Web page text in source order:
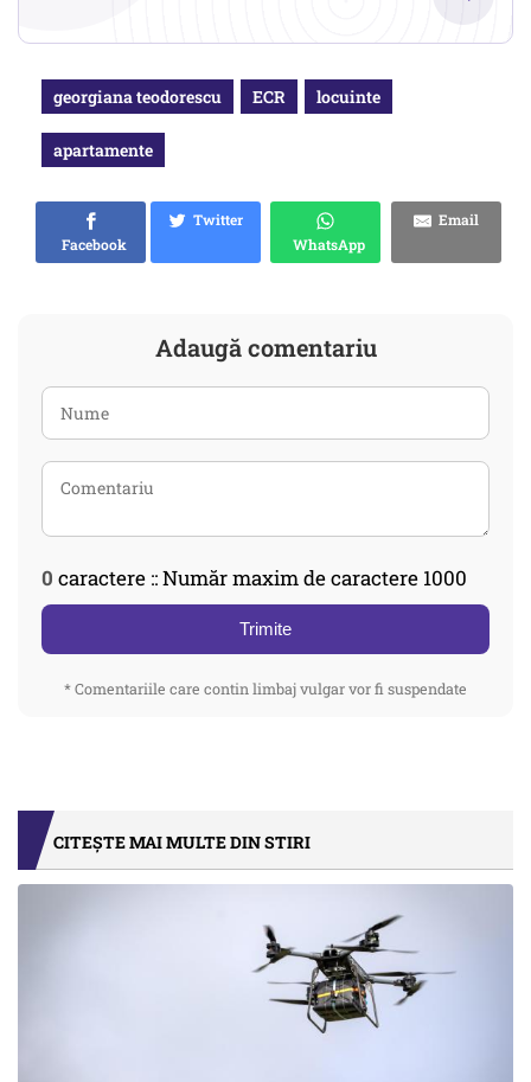
georgiana teodorescu ECR locuinte
apartamente
Facebook
Twitter
WhatsApp
Email
Adaugă comentariu
0 caractere :: Număr maxim de caractere 1000
Trimite
* Comentariile care contin limbaj vulgar vor fi suspendate
CITEȘTE MAI MULTE DIN STIRI